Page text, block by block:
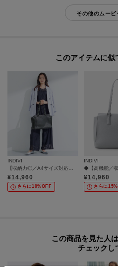
自分だけのお買い物リストがつくれる♪
-・-・-・-・-・-・-・-・-・-・-・-・-・-
※照明の関係により、実際よりも色味が
なる場合もございます。
その他のムービ
このアイテムに似
INDIVI
【収納力◎／A4サイズ対応】シゴデキバッグ
¥14,960
さらに10%OFF
INDIVI
¥14,960
さらに
この商品を見た人
チェックし